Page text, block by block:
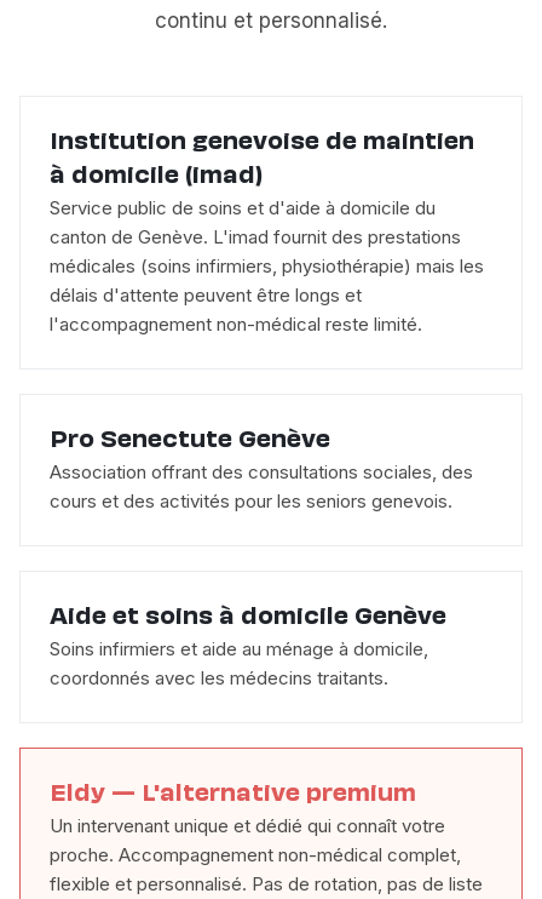
continu et personnalisé.
Institution genevoise de maintien
à domicile (imad)
Service public de soins et d'aide à domicile du
canton de Genève. L'imad fournit des prestations
médicales (soins infirmiers, physiothérapie) mais les
délais d'attente peuvent être longs et
l'accompagnement non-médical reste limité.
Pro Senectute Genève
Association offrant des consultations sociales, des
cours et des activités pour les seniors genevois.
Aide et soins à domicile Genève
Soins infirmiers et aide au ménage à domicile,
coordonnés avec les médecins traitants.
Eldy — L'alternative premium
Un intervenant unique et dédié qui connaît votre
proche. Accompagnement non-médical complet,
flexible et personnalisé. Pas de rotation, pas de liste